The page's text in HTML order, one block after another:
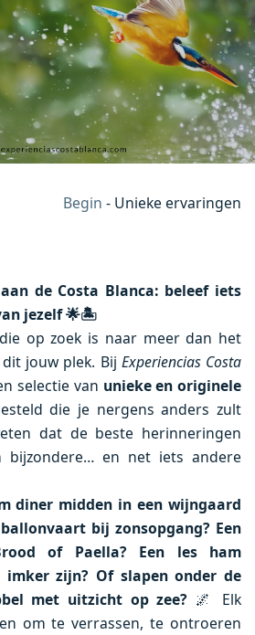
Begin - Unieke ervaringen
de Costa Blanca: beleef iets
jezelf🌟🏝️
op zoek is naar meer dan het
jouw plek. Bij Experiencias Costa
selectie van unieke en originele
die je nergens anders zult
dat de beste herinneringen
bijzondere… en net iets andere
diner midden in een wijngaard
ballonvaart bij zonsopgang? Een
of Paella? Een les ham
zijn? Of slapen onder de
met uitzicht op zee? 🌌 Elk
om te verrassen, te ontroeren